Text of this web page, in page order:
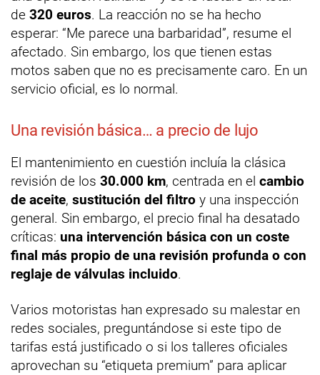
de 320 euros. La reacción no se ha hecho
esperar: “Me parece una barbaridad”, resume el
afectado. Sin embargo, los que tienen estas
motos saben que no es precisamente caro. En un
servicio oficial, es lo normal.
Una revisión básica… a precio de lujo
El mantenimiento en cuestión incluía la clásica
revisión de los 30.000 km, centrada en el cambio
de aceite, sustitución del filtro y una inspección
general. Sin embargo, el precio final ha desatado
críticas: una intervención básica con un coste
final más propio de una revisión profunda o con
reglaje de válvulas incluido.
Varios motoristas han expresado su malestar en
redes sociales, preguntándose si este tipo de
tarifas está justificado o si los talleres oficiales
aprovechan su “etiqueta premium” para aplicar